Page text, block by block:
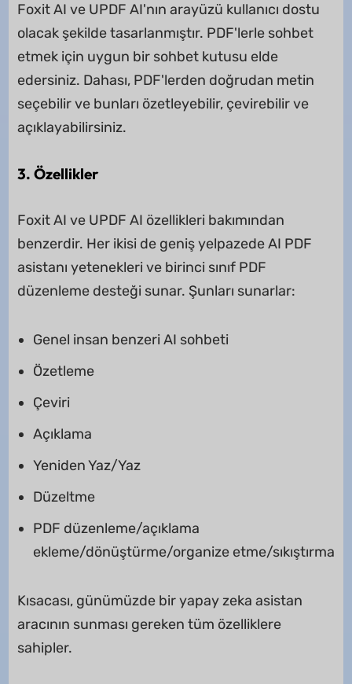
Foxit AI ve UPDF AI'nın arayüzü kullanıcı dostu
olacak şekilde tasarlanmıştır. PDF'lerle sohbet
etmek için uygun bir sohbet kutusu elde
edersiniz. Dahası, PDF'lerden doğrudan metin
seçebilir ve bunları özetleyebilir, çevirebilir ve
açıklayabilirsiniz.
3. Özellikler
Foxit AI ve UPDF AI özellikleri bakımından
benzerdir. Her ikisi de geniş yelpazede AI PDF
asistanı yetenekleri ve birinci sınıf PDF
düzenleme desteği sunar. Şunları sunarlar:
Genel insan benzeri AI sohbeti
Özetleme
Çeviri
Açıklama
Yeniden Yaz/Yaz
Düzeltme
PDF düzenleme/açıklama
ekleme/dönüştürme/organize etme/sıkıştırma
Kısacası, günümüzde bir yapay zeka asistan
aracının sunması gereken tüm özelliklere
sahipler.